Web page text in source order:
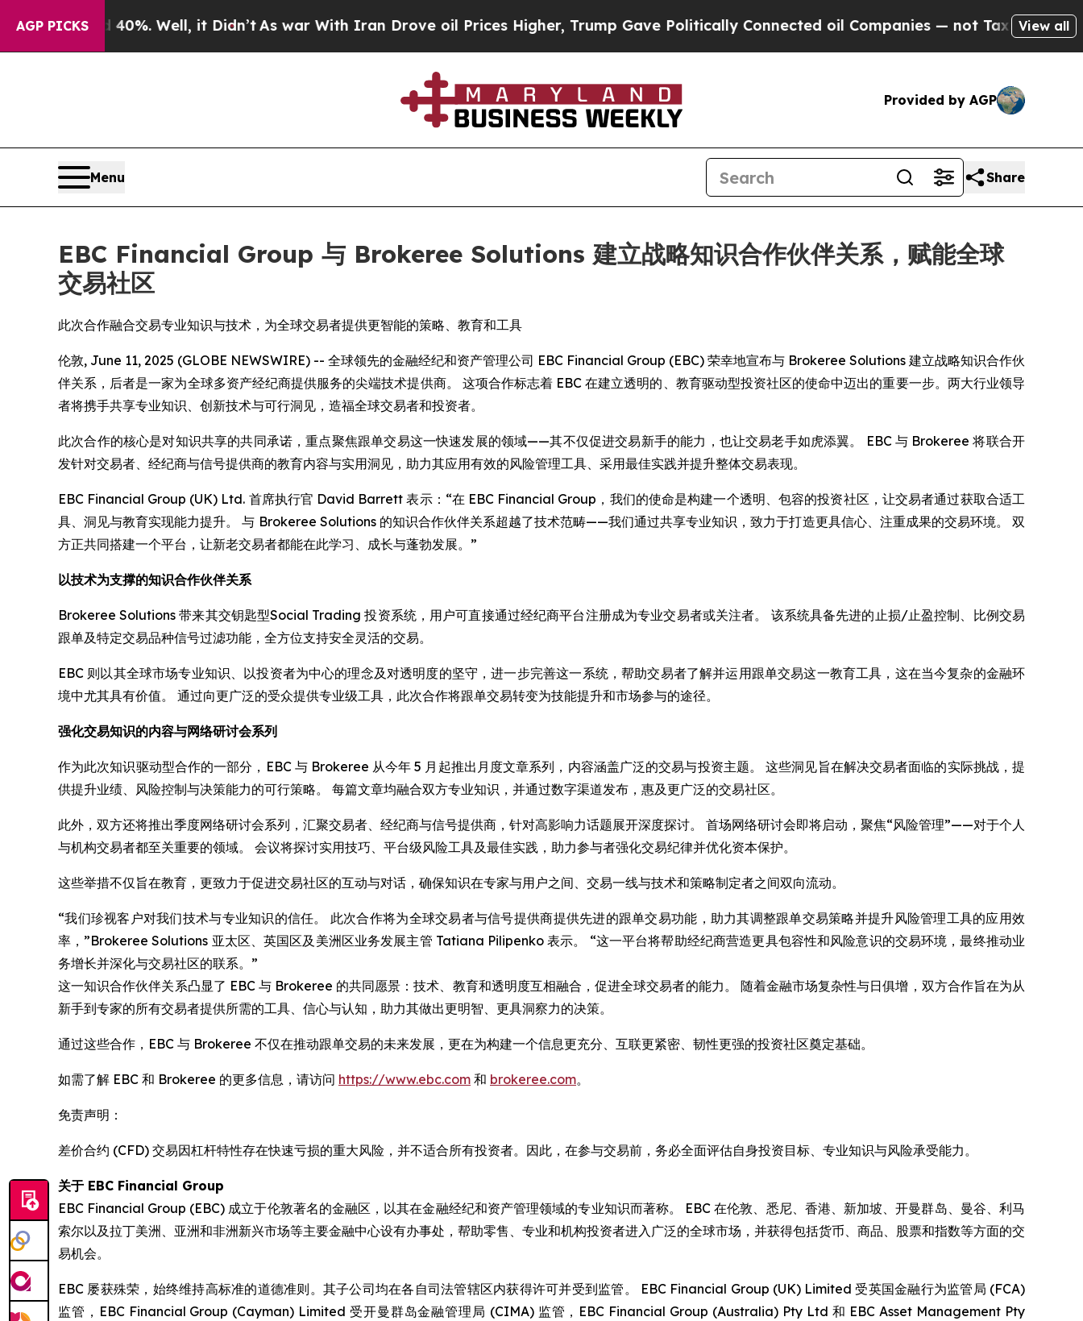
AGP PICKS
40%. Well, it Didn’tAs war With Iran Drove oil Prices Higher, Trump Gave Politically Connected oil Companies — not Taxpayers — theView all
Provided by AGP
Menu Share
EBC Financial Group 与 Brokeree Solutions 建立战略知识合作伙伴关系，赋能全球
交易社区
此次合作融合交易专业知识与技术，为全球交易者提供更智能的策略、教育和工具
伦敦, June 11, 2025 (GLOBE NEWSWIRE) -- 全球领先的金融经纪和资产管理公司 EBC Financial Group (EBC) 荣幸地宣布与 Brokeree Solutions 建立战略知识合作伙
伴关系，后者是一家为全球多资产经纪商提供服务的尖端技术提供商。 这项合作标志着 EBC 在建立透明的、教育驱动型投资社区的使命中迈出的重要一步。两大行业领导
者将携手共享专业知识、创新技术与可行洞见，造福全球交易者和投资者。
此次合作的核心是对知识共享的共同承诺，重点聚焦跟单交易这一快速发展的领域——其不仅促进交易新手的能力，也让交易老手如虎添翼。 EBC 与 Brokeree 将联合开
发针对交易者、经纪商与信号提供商的教育内容与实用洞见，助力其应用有效的风险管理工具、采用最佳实践并提升整体交易表现。
EBC Financial Group (UK) Ltd. 首席执行官 David Barrett 表示：“在 EBC Financial Group，我们的使命是构建一个透明、包容的投资社区，让交易者通过获取合适工
具、洞见与教育实现能力提升。 与 Brokeree Solutions 的知识合作伙伴关系超越了技术范畴——我们通过共享专业知识，致力于打造更具信心、注重成果的交易环境。 双
方正共同搭建一个平台，让新老交易者都能在此学习、成长与蓬勃发展。”
以技术为支撑的知识合作伙伴关系
Brokeree Solutions 带来其交钥匙型Social Trading 投资系统，用户可直接通过经纪商平台注册成为专业交易者或关注者。 该系统具备先进的止损/止盈控制、比例交易
跟单及特定交易品种信号过滤功能，全方位支持安全灵活的交易。
EBC 则以其全球市场专业知识、以投资者为中心的理念及对透明度的坚守，进一步完善这一系统，帮助交易者了解并运用跟单交易这一教育工具，这在当今复杂的金融环
境中尤其具有价值。 通过向更广泛的受众提供专业级工具，此次合作将跟单交易转变为技能提升和市场参与的途径。
强化交易知识的内容与网络研讨会系列
作为此次知识驱动型合作的一部分，EBC 与 Brokeree 从今年 5 月起推出月度文章系列，内容涵盖广泛的交易与投资主题。 这些洞见旨在解决交易者面临的实际挑战，提
供提升业绩、风险控制与决策能力的可行策略。 每篇文章均融合双方专业知识，并通过数字渠道发布，惠及更广泛的交易社区。
此外，双方还将推出季度网络研讨会系列，汇聚交易者、经纪商与信号提供商，针对高影响力话题展开深度探讨。 首场网络研讨会即将启动，聚焦“风险管理”——对于个人
与机构交易者都至关重要的领域。 会议将探讨实用技巧、平台级风险工具及最佳实践，助力参与者强化交易纪律并优化资本保护。
这些举措不仅旨在教育，更致力于促进交易社区的互动与对话，确保知识在专家与用户之间、交易一线与技术和策略制定者之间双向流动。
“我们珍视客户对我们技术与专业知识的信任。 此次合作将为全球交易者与信号提供商提供先进的跟单交易功能，助力其调整跟单交易策略并提升风险管理工具的应用效
率，”Brokeree Solutions 亚太区、英国区及美洲区业务发展主管 Tatiana Pilipenko 表示。 “这一平台将帮助经纪商营造更具包容性和风险意识的交易环境，最终推动业
务增长并深化与交易社区的联系。”
这一知识合作伙伴关系凸显了 EBC 与 Brokeree 的共同愿景：技术、教育和透明度互相融合，促进全球交易者的能力。 随着金融市场复杂性与日俱增，双方合作旨在为从
新手到专家的所有交易者提供所需的工具、信心与认知，助力其做出更明智、更具洞察力的决策。
通过这些合作，EBC 与 Brokeree 不仅在推动跟单交易的未来发展，更在为构建一个信息更充分、互联更紧密、韧性更强的投资社区奠定基础。
如需了解 EBC 和 Brokeree 的更多信息，请访问 https://www.ebc.com 和 brokeree.com。
免责声明：
差价合约 (CFD) 交易因杠杆特性存在快速亏损的重大风险，并不适合所有投资者。因此，在参与交易前，务必全面评估自身投资目标、专业知识与风险承受能力。
关于 EBC Financial Group
EBC Financial Group (EBC) 成立于伦敦著名的金融区，以其在金融经纪和资产管理领域的专业知识而著称。 EBC 在伦敦、悉尼、香港、新加坡、开曼群岛、曼谷、利马
索尔以及拉丁美洲、亚洲和非洲新兴市场等主要金融中心设有办事处，帮助零售、专业和机构投资者进入广泛的全球市场，并获得包括货币、商品、股票和指数等方面的交
易机会。
EBC 屡获殊荣，始终维持高标准的道德准则。其子公司均在各自司法管辖区内获得许可并受到监管。 EBC Financial Group (UK) Limited 受英国金融行为监管局 (FCA)
监管，EBC Financial Group (Cayman) Limited 受开曼群岛金融管理局 (CIMA) 监管，EBC Financial Group (Australia) Pty Ltd 和 EBC Asset Management Pty